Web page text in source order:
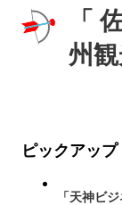
「
州
ピックアップ
「天神ビ